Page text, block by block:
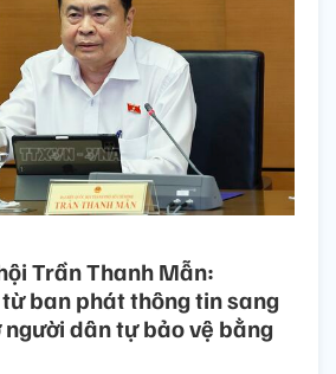
Trần Thanh Mẫn:
ban phát thông tin sang
người dân tự bảo vệ bằng